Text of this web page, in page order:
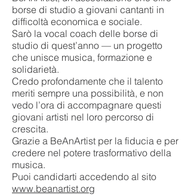
borse di studio a giovani cantanti in
difficoltà economica e sociale.
Sarò la vocal coach delle borse di
studio di quest’anno — un progetto
che unisce musica, formazione e
solidarietà.
Credo profondamente che il talento
meriti sempre una possibilità, e non
vedo l’ora di accompagnare questi
giovani artisti nel loro percorso di
crescita.
Grazie a BeAnArtist per la fiducia e per
credere nel potere trasformativo della
musica.
Puoi candidarti accedendo al sito
www.beanartist.org